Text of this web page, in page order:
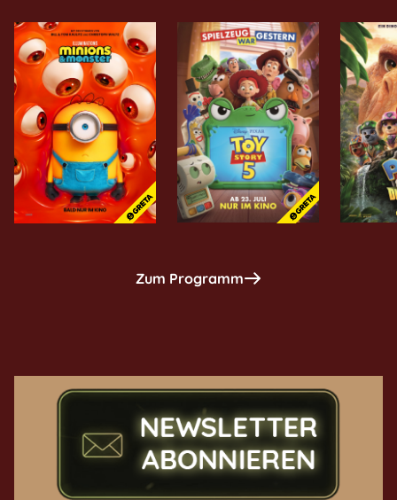
Zum Programm